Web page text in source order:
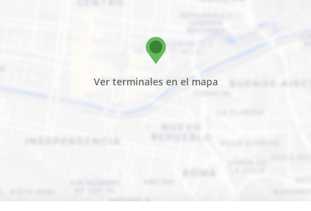
Ver terminales en el mapa